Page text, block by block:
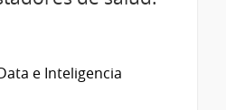
e Inteligencia